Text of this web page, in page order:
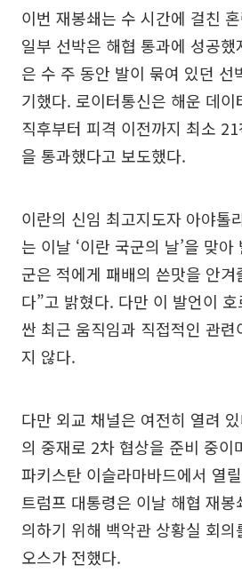
이번 재봉쇄는 수 시간에 걸친
일부 선박은 해협 통과에 성공
은 수 주 동안 발이 묶여 있던 선
기했다. 로이터통신은 해운 데
직후부터 피격 이전까지 최소
을 통과했다고 보도했다.
이란의 신임 최고지도자 아야톨
는 이날 ‘이란 국군의 날’을 맞
군은 적에게 패배의 쓴맛을 안겨
다”고 밝혔다. 다만 이 발언이
싼 최근 움직임과 직접적인 관
지 않다.
다만 외교 채널은 여전히 열려
의 중재로 2차 협상을 준비 중이
파키스탄 이슬라마바드에서 열
트럼프 대통령은 이날 해협 재
의하기 위해 백악관 상황실 회의
오스가 전했다.